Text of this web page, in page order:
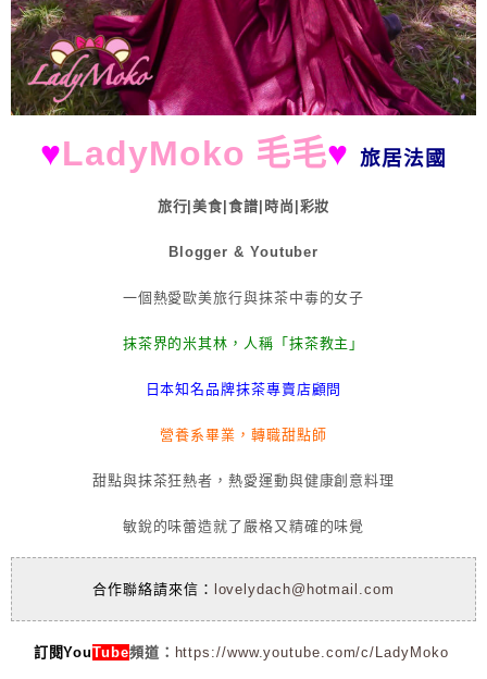
♥LadyMoko 毛毛♥ 旅居法國
旅行|美食|食譜|時尚|彩妝
Blogger & Youtuber
一個熱愛歐美旅行與抹茶中毒的女子
抹茶界的米其林，人稱「抹茶教主」
日本知名品牌抹茶專賣店顧問
營養系畢業，轉職甜點師
甜點與抹茶狂熱者，熱愛運動與健康創意料理
敏銳的味蕾造就了嚴格又精確的味覺
合作聯絡請來信： lovelydach@hotmail.com
訂閱YouTube頻道： https://www.youtube.com/c/LadyMoko